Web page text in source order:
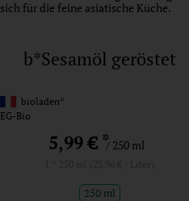
sich für die feine asiatische Küche.
b*Sesamöl geröstet
bioladen*
EG-Bio
5,99 €*/ 250 ml
250 ml